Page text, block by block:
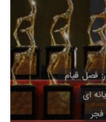
فصل قیام
ای
فجر